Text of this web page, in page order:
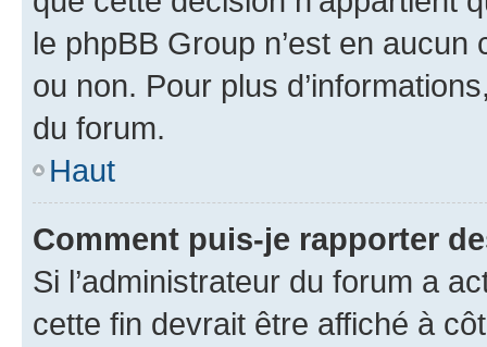
le phpBB Group n’est en
ou non. Pour plus
du forum.
Haut
Comment puis-je rapporter
Si l’administrateur du forum a
cette fin devrait être affiché à